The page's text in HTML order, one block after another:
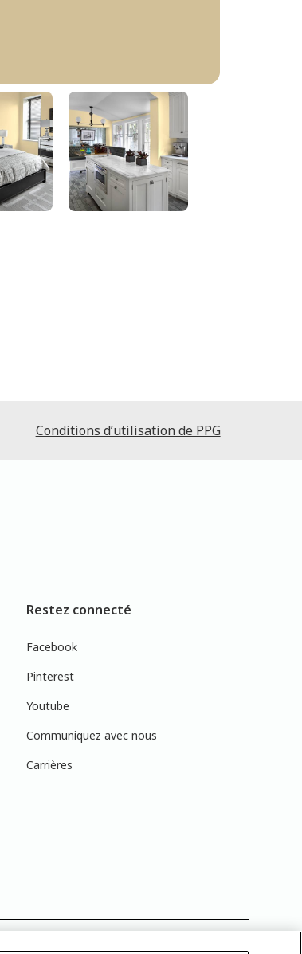
Conditions d’utilisation de PPG
Restez connecté
Facebook
Pinterest
Youtube
Communiquez avec nous
Carrières